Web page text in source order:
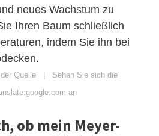
neues Wachstum zu
Ihren Baum schließlich
indem Sie ihn bei
Quelle | Sehen Sie sich die
an
ob mein Meyer-